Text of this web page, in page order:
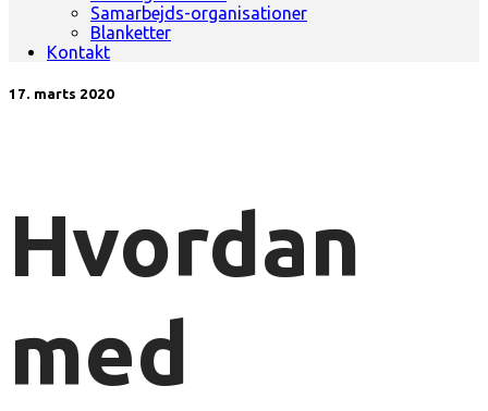
Samarbejds-organisationer
Blanketter
Kontakt
17. marts 2020
Hvordan
med